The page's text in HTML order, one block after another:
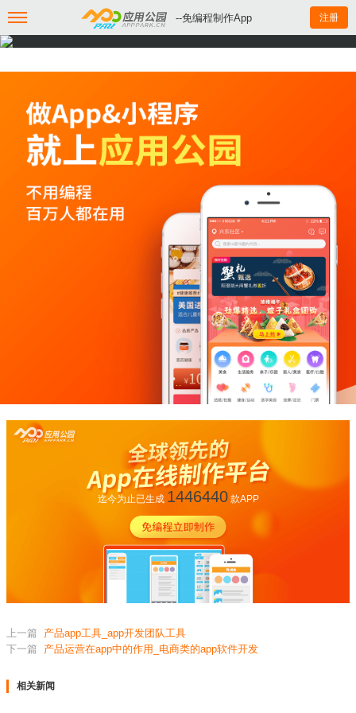
--免编程制作App 注册
迄今为止已生成 1446440款APP
上一篇
产品app工具_app开发团队工具
下一篇
产品运营在app中的作用_电商类的app软件开发
相关新闻